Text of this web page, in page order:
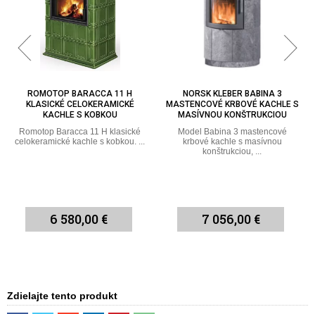
...
NORSK KLEBER BABINA 3
MASTENCOVÉ KRBOVÉ KACHLE S
MASÍVNOU KONŠTRUKCIOU
Model Babina 3 mastencové
krbové kachle s masívnou
7 056,00 €
NORSK KLEBER BABINA 5
KACHLE S POVRCHOVOU
ÚPRAVOU Z MASTENCA
Norsk Kleber Babina 5 krbové
kachle s povrchovou úpravou
8 232,00 €
Zdielajte tento produkt